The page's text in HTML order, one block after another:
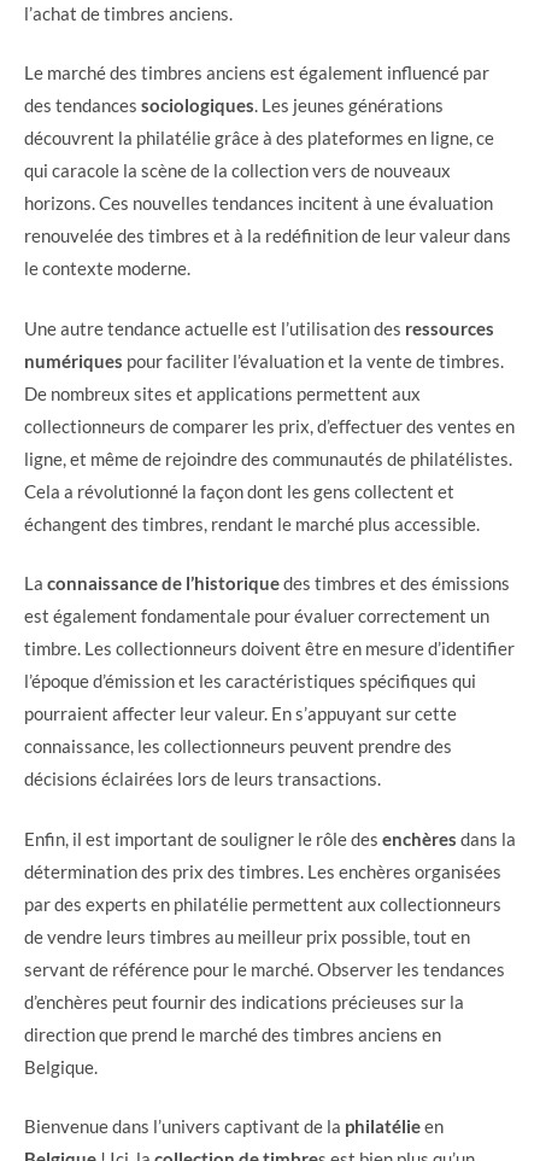
l’achat de timbres anciens.
Le marché des timbres anciens est également influencé par
des tendances sociologiques. Les jeunes générations
découvrent la philatélie grâce à des plateformes en ligne, ce
qui caracole la scène de la collection vers de nouveaux
horizons. Ces nouvelles tendances incitent à une évaluation
renouvelée des timbres et à la redéfinition de leur valeur dans
le contexte moderne.
Une autre tendance actuelle est l’utilisation des ressources
numériques pour faciliter l’évaluation et la vente de timbres.
De nombreux sites et applications permettent aux
collectionneurs de comparer les prix, d’effectuer des ventes en
ligne, et même de rejoindre des communautés de philatélistes.
Cela a révolutionné la façon dont les gens collectent et
échangent des timbres, rendant le marché plus accessible.
La connaissance de l’historiquedes timbres et des émissions
est également fondamentale pour évaluer correctement un
timbre. Les collectionneurs doivent être en mesure d’identifier
l’époque d’émission et les caractéristiques spécifiques qui
pourraient affecter leur valeur. En s’appuyant sur cette
connaissance, les collectionneurs peuvent prendre des
décisions éclairées lors de leurs transactions.
Enfin, il est important de souligner le rôle des enchères dans la
détermination des prix des timbres. Les enchères organisées
par des experts en philatélie permettent aux collectionneurs
de vendre leurs timbres au meilleur prix possible, tout en
servant de référence pour le marché. Observer les tendances
d’enchères peut fournir des indications précieuses sur la
direction que prend le marché des timbres anciens en
Belgique.
Bienvenue dans l’univers captivant de la philatélieen